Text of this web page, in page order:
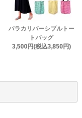
パラカリバーシブルトー
トバッグ
3,500円(税込3,850円)